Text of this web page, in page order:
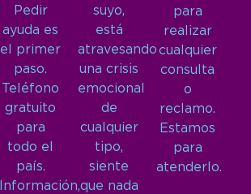
Pedir
ayuda es
el primer
paso.
Teléfono
gratuito
para
todo el
país.
Información,
suyo,
está
atravesando
una crisis
emocional
de
cualquier
tipo,
siente
que nada
para
realizar
cualquier
consulta
o
reclamo.
Estamos
para
atenderlo.